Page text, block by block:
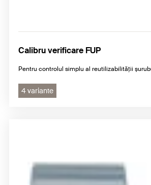
Calibru verificare FUP
Pentru controlul simplu al reutilizabilității
4 variante